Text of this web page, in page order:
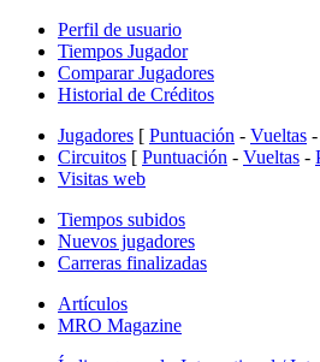
Perfil de usuario
Tiempos Jugador
Comparar Jugadores
Historial de Créditos
Jugadores [ Puntuación - Vueltas -
Circuitos [ Puntuación - Vueltas -
Visitas web
Tiempos subidos
Nuevos jugadores
Carreras finalizadas
Artículos
MRO Magazine